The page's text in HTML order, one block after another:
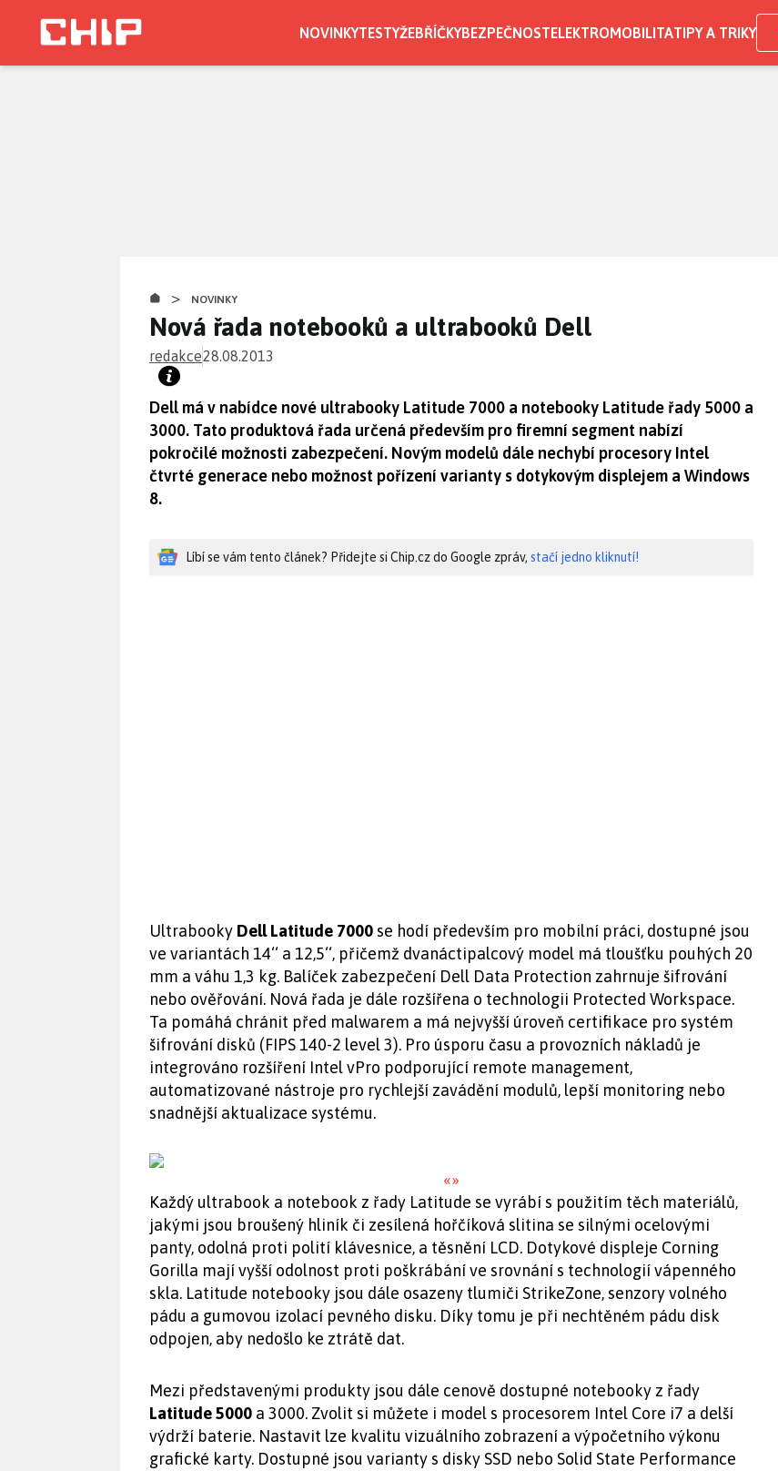
NOVINKYTESTYŽEBŘÍČKYBEZPEČNOSTELEKTROMOBILITATIPY A TRIKY
> NOVINKY
Nová řada notebooků a ultrabooků Dell
redakce28.08.2013
Dell má v nabídce nové ultrabooky Latitude 7000 a notebooky Latitude řady 5000 a
3000. Tato produktová řada určená především pro firemní segment nabízí
pokročilé možnosti zabezpečení. Novým modelů dále nechybí procesory Intel
čtvrté generace nebo možnost pořízení varianty s dotykovým displejem a Windows
8.
Líbí se vám tento článek? Přidejte si Chip.cz do Google zpráv, stačí jedno kliknutí!
Ultrabooky Dell Latitude 7000se hodí především pro mobilní práci, dostupné jsou
ve variantách 14‘‘ a 12,5‘‘, přičemž dvanáctipalcový model má tloušťku pouhých 20
mm a váhu 1,3 kg. Balíček zabezpečení Dell Data Protection zahrnuje šifrování
nebo ověřování. Nová řada je dále rozšířena o technologii Protected Workspace.
Ta pomáhá chránit před malwarem a má nejvyšší úroveň certifikace pro systém
šifrování disků (FIPS 140-2 level 3). Pro úsporu času a provozních nákladů je
integrováno rozšíření Intel vPro podporující remote management,
automatizované nástroje pro rychlejší zavádění modulů, lepší monitoring nebo
snadnější aktualizace systému.
«»
Každý ultrabook a notebook z řady Latitude se vyrábí s použitím těch materiálů,
jakými jsou broušený hliník či zesílená hořčíková slitina se silnými ocelovými
panty, odolná proti polití klávesnice, a těsnění LCD. Dotykové displeje Corning
Gorilla mají vyšší odolnost proti poškrábání ve srovnání s technologií vápenného
skla. Latitude notebooky jsou dále osazeny tlumiči StrikeZone, senzory volného
pádu a gumovou izolací pevného disku. Díky tomu je při nechtěném pádu disk
odpojen, aby nedošlo ke ztrátě dat.
Mezi představenými produkty jsou dále cenově dostupné notebooky z řady
Latitude 5000 a 3000. Zvolit si můžete i model s procesorem Intel Core i7 a delší
výdrží baterie. Nastavit lze kvalitu vizuálního zobrazení a výpočetního výkonu
grafické karty. Dostupné jsou varianty s disky SSD nebo Solid State Performance